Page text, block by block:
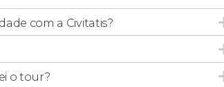
com a Civitatis?
o tour?